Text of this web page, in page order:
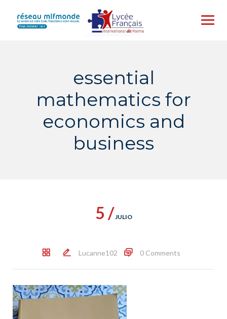
content
essential
mathematics for
economics and
business
5 /JULIO
Lucanne102 0 Comments